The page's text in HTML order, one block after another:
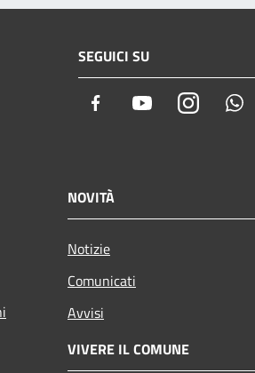
SEGUICI SU
Facebook YoutubeInstagram
NOVITÀ
Notizie
Comunicati
Avvisi
VIVERE IL COMUNE